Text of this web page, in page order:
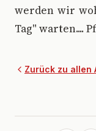
werden wir
Tag" warten....
Zurück zu allen